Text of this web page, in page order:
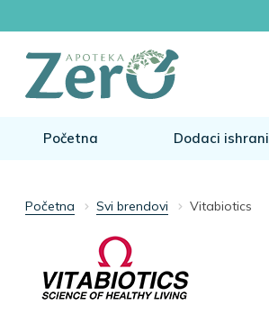
Početna Dodaci ishrani
Početna Svi brendovi Vitabiotics